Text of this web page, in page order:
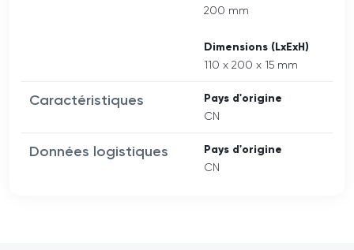
200 mm
Dimensions (LxExH)
110 x 200 x 15 mm
Caractéristiques Pays d'origine
CN
Données logistiques Pays d'origine
CN